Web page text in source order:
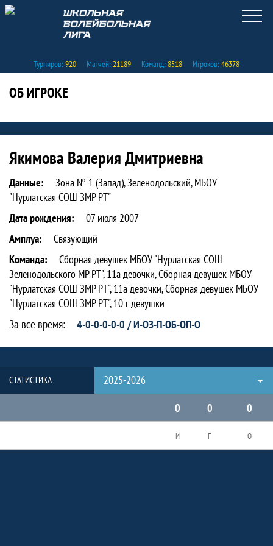
Турниров:920 Матчей:21189 Команд:8518 Игроков:46378
ОБ ИГРОКЕ
Статистика игрока Якимова Валерия
Якимова Валерия Дмитриевна
Данные:
Зона № 1 (Запад), Зеленодольский, МБОУ
"Нурлатская СОШ ЗМР РТ"
Дата рождения:
07 июля 2007
Амплуа:
Связующий
Команда:
Сборная девушек МБОУ "Нурлатская СОШ
Зеленодольского МР РТ", 11а девочки, Сборная девушек МБОУ
"Нурлатская СОШ ЗМР РТ", 11а девочки, Сборная девушек МБОУ
"Нурлатская СОШ ЗМР РТ", 10 г девушки
За все время: 4-0-0-0-0-0 / И-ОЗ-П-ОБ-ОП-О
СТАТИСТИКА
2025-2026
0
0 0
И П О